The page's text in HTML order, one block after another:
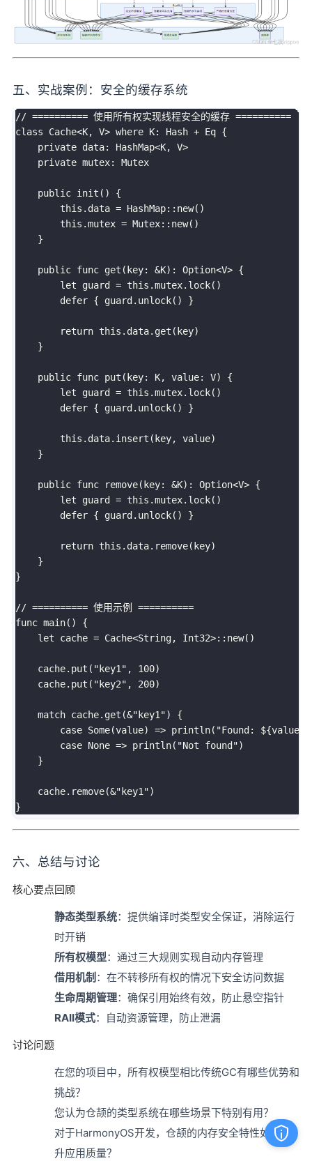
五、实战案例：安全的缓存系统
// ========== 使用所有权实现线程安全的缓存 ==========
class Cache<K, V> where K: Hash + Eq {
    private data: HashMap<K, V>
    private mutex: Mutex
    public init() {
        this.data = HashMap::new()
        this.mutex = Mutex::new()
    }
    public func get(key: &K): Option<V> {
        let guard = this.mutex.lock()
        defer { guard.unlock() }
        return this.data.get(key)
    }
    public func put(key: K, value: V) {
        let guard = this.mutex.lock()
        defer { guard.unlock() }
        this.data.insert(key, value)
    }
    public func remove(key: &K): Option<V> {
        let guard = this.mutex.lock()
        defer { guard.unlock() }
        return this.data.remove(key)
    }
}
// ========== 使用示例 ==========
func main() {
    let cache = Cache<String, Int32>::new()
    cache.put("key1", 100)
    cache.put("key2", 200)
    match cache.get(&"key1") {
case Some(value) => println("Found:
        case None => println("Not found")
    }
    cache.remove(&"key1")
六、总结与讨论
核心要点回顾
静态类型系统：提供编译时类型安全保证，消除运行
时开销
所有权模型：通过三大规则实现自动内存管理
借用机制 ：在不转移所有权的情况下安全访问数据
生命周期管理：确保引用始终有效，防止悬空指针
RAII模式：自动资源管理，防止泄漏
讨论问题
在您的项目中，所有权模型相比传统GC有哪些优势和
挑战？
您认为仓颉的类型系统在哪些场景下特别有用？
对于HarmonyOS开发，仓颉的内存安全特性如何提
升应用质量？